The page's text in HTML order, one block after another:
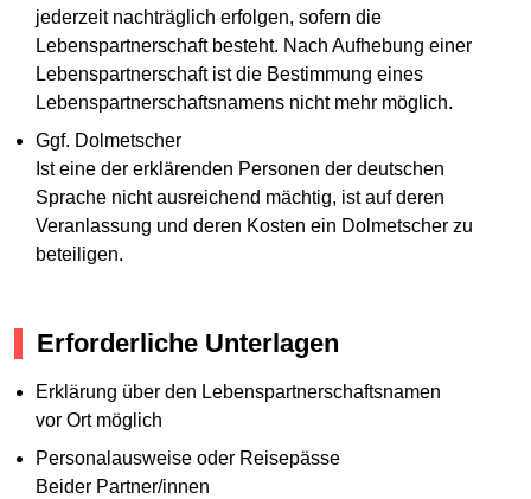
jederzeit nachträglich erfolgen, sofern die
Lebenspartnerschaft besteht. Nach Aufhebung einer
Lebenspartnerschaft ist die Bestimmung eines
Lebenspartnerschaftsnamens nicht mehr möglich.
Ggf. Dolmetscher
Ist eine der erklärenden Personen der deutschen
Sprache nicht ausreichend mächtig, ist auf deren
Veranlassung und deren Kosten ein Dolmetscher zu
beteiligen.
Erforderliche Unterlagen
Erklärung über den Lebenspartnerschaftsnamen
vor Ort möglich
Personalausweise oder Reisepässe
Beider Partner/innen